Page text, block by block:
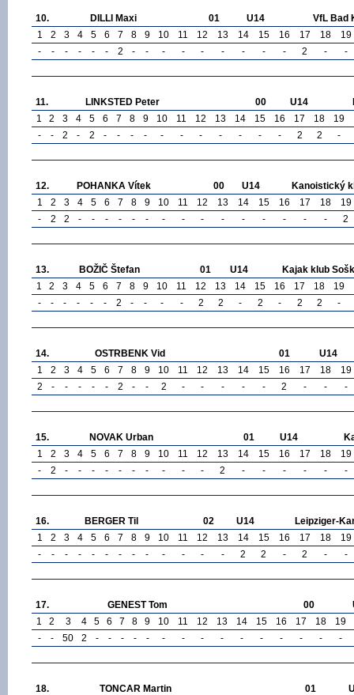
10. DILLI Maxi 01 U14
VfL Bad
1
2 3 4 5 6 7 8 9 10 11 12 13 14 15 16 17 18
19
-
- - - - - 2 - - - - - - - - - 2 - -
11. LINKSTED Peter 00 U14
1
2 3 4 5 6 7 8 9 10 11 12 13 14 15 16 17 18 19
-
- 2 - 2 - - - - - - - - - - - 2 2 -
12. POHANKA Vítek 00 U14
Kanoistický
1
2 3 4 5 6 7 8 9 10 11 12 13 14 15 16 17 18
19
-
2 2 - - - - - - - - - - - - - - - 2
13. BOŽIČ Štefan 01 U14
Kajak klub
1
2 3 4 5 6 7 8 9 10 11 12 13 14 15 16 17 18 19
-
- - - - - 2 - - - - 2 2 - 2 - 2 2 -
14. OSTRBENK Vid 01
U14
1
2 3 4 5 6 7 8 9 10 11 12 13 14 15 16 17 18
19
2
- - - - - 2 - - 2 - - - - - 2 - - -
15. NOVAK Urban 01 U14
1
2 3 4 5 6 7 8 9 10 11 12 13 14 15 16 17 18
19
-
2 - - - - - - - - - - 2 - - - - - -
16. BERGER Til 02 U14
Leipziger-
1
2 3 4 5 6 7 8 9 10 11 12 13 14 15 16 17 18
19
-
- - - - - - - - - - - - 2 2 - 2 - -
17. GENEST Tom 00
1
2 3 4 5 6 7 8 9 10 11 12 13 14 15 16 17 18
19
-
- 50 2 - - - - - - - - - - - - - - -
18. TONCAR Martin 01